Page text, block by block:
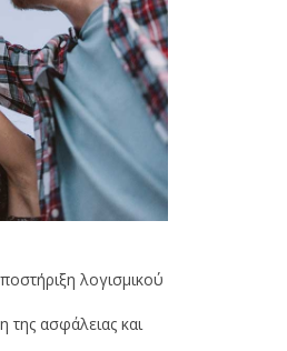
λογισμικού
ασφάλειας και